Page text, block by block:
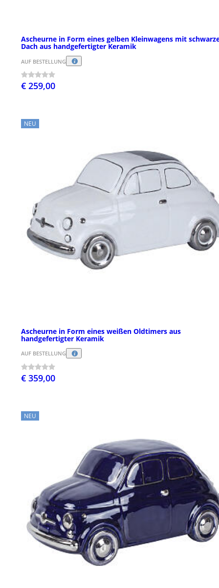
Ascheurne in Form eines gelben Kleinwagens mit
Dach aus handgefertigter Keramik
AUF BESTELLUNG
€ 259,00
NEU
Ascheurne in Form eines weißen Oldtimers aus
handgefertigter Keramik
AUF BESTELLUNG
€ 359,00
NEU